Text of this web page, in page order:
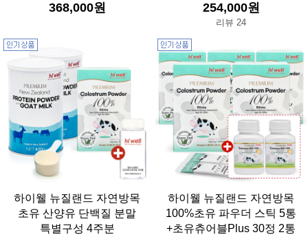
368,000원 254,000원
리뷰 24
하이웰 뉴질랜드 자연방목
초유 산양유 단백질 분말
특별구성 4주분
하이웰 뉴질랜드 자연방목
100%초유 파우더 스틱 5통
+초유츄어블Plus 30정 2통